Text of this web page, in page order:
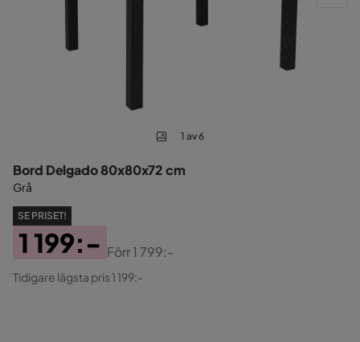
1 av 6
Bord Delgado 80x80x72 cm
Grå
SE PRISET!
Pris
1 199:-
Original
Förr1 799:-
Tidigare lägsta pris 1 199:-